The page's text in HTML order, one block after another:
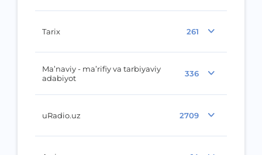
Tarix 261
Ma’naviy - ma’rifiy va tarbiyaviy
adabiyot
336
uRadio.uz 2709